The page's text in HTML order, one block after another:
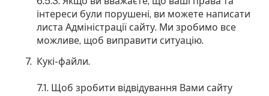
інтереси були порушені, ви можете написати
листа Адміністрації сайту. Ми зробимо все
можливе, щоб виправити ситуацію.
Кукі-файли.
7.1. Щоб зробити відвідування Вами сайту